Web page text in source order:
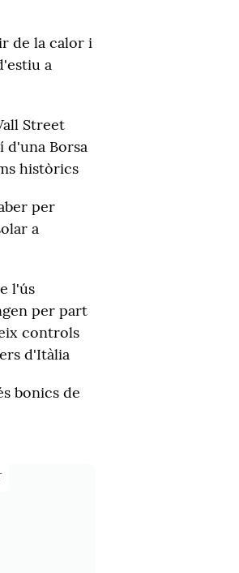
de la calor i
a
Street
d'una Borsa
històrics
per
a
l'ús
per part
controls
d'Itàlia
bonics de